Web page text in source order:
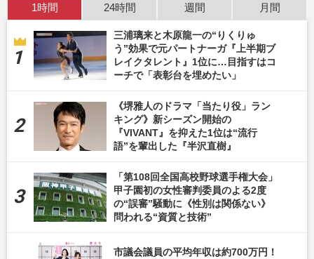
1時間 24時間 週間 月間
三浦璃来と木原龍一の“りくりゅ
う”効果で元パートナーガ『上半期ブ
レイクタレント』1位に…目指すはコ
ーチで「表彰台を埋めたい」
《堺雅人のドラマ「当たり役」ラン
キング》新シーズン開始の
『VIVANT』を抑えた1位は“流行
語”を輩出した『半沢直樹』
「第108回全国高校野球選手権大会」
甲子園初の女性審判委員のよる2度
の“誤審”騒動に《性別は関係ない》
問われる“資質と技術”
市議会議員の平均年収は約700万円！